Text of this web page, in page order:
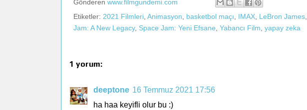
Gönderen www.filmgundemi.com
Etiketler: 2021 Filmleri, Animasyon, basketbol maçı, IMAX, LeBron James,
Jam: A New Legacy, Space Jam: Yeni Efsane, Yabancı Film, yapay zeka
1 yorum:
deeptone 16 Temmuz 2021 17:56
ha haa keyifli olur bu :)